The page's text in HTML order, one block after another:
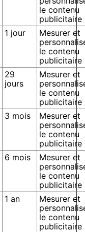
le contenu
publicitaire
1 jour
Mesurer et
le contenu
publicitaire
29
jours
Mesurer et
le contenu
publicitaire
3 mois
Mesurer et
le contenu
publicitaire
6 mois
Mesurer et
le contenu
publicitaire
1 an
Mesurer et
le contenu
publicitaire